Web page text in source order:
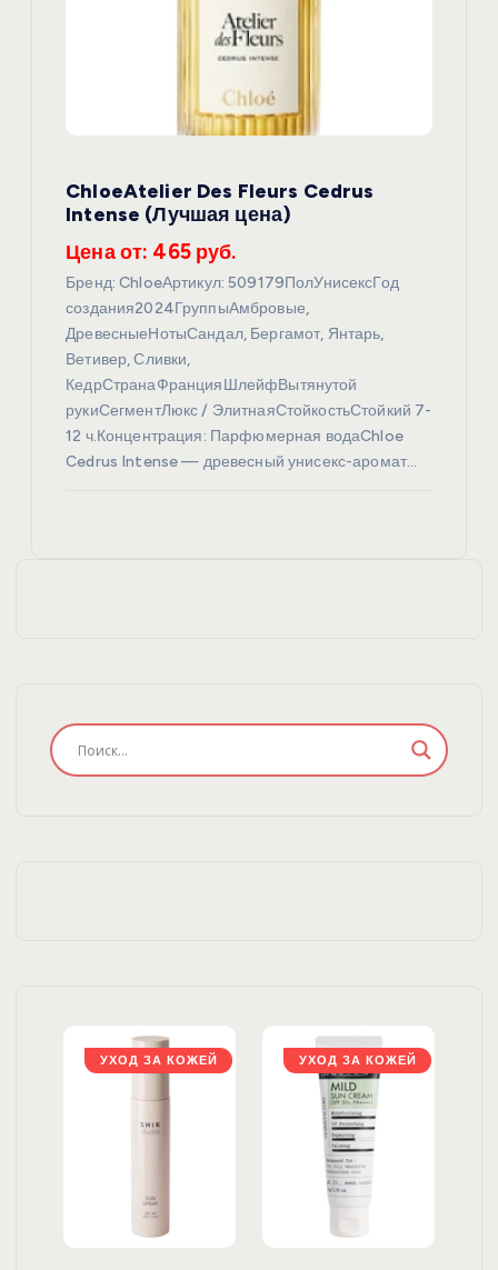
ChloeAtelier Des Fleurs Cedrus
Intense (Лучшая цена)
Цена от: 465 руб.
Бренд: ChloeАртикул: 509179ПолУнисексГод
создания2024ГруппыАмбровые,
ДревесныеНотыСандал, Бергамот, Янтарь,
Ветивер, Сливки,
КедрСтранаФранцияШлейфВытянутой
рукиСегментЛюкс / ЭлитнаяСтойкостьСтойкий 7-
12 ч.Концентрация: Парфюмерная водаChloe
Cedrus Intense — древесный унисекс-аромат…
УХОД ЗА КОЖЕЙ УХОД ЗА КОЖЕЙ